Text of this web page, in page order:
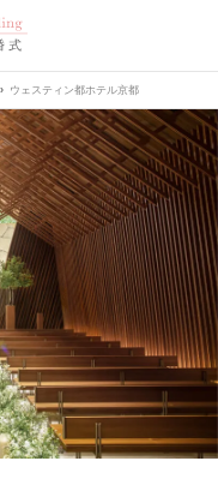
ウェスティン都ホテル京都